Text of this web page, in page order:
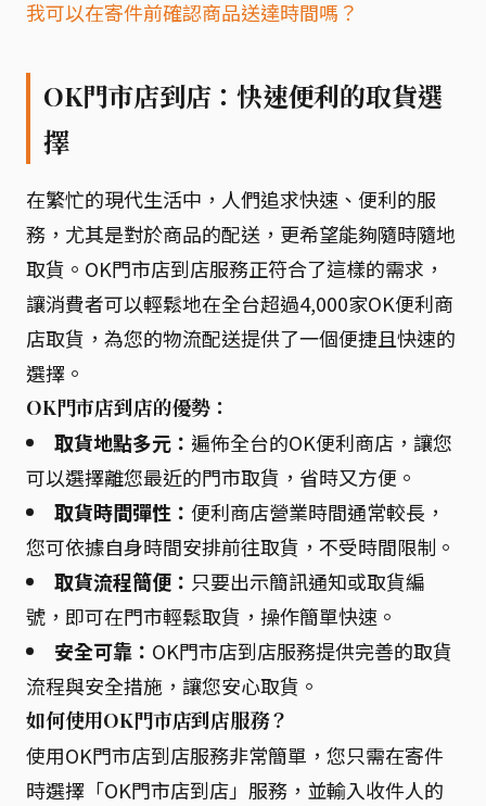
我可以在寄件前確認商品送達時間嗎？
OK門市店到店：快速便利的取貨選
擇
在繁忙的現代生活中，人們追求快速、便利的服
務，尤其是對於商品的配送，更希望能夠隨時隨地
取貨。OK門市店到店服務正符合了這樣的需求，
讓消費者可以輕鬆地在全台超過4,000家OK便利商
店取貨，為您的物流配送提供了一個便捷且快速的
選擇。
OK門市店到店的優勢：
取貨地點多元： 遍佈全台的OK便利商店，讓您
可以選擇離您最近的門市取貨，省時又方便。
取貨時間彈性： 便利商店營業時間通常較長，
您可依據自身時間安排前往取貨，不受時間限制。
取貨流程簡便： 只要出示簡訊通知或取貨編
號，即可在門市輕鬆取貨，操作簡單快速。
安全可靠： OK門市店到店服務提供完善的取貨
流程與安全措施，讓您安心取貨。
如何使用OK門市店到店服務？
使用OK門市店到店服務非常簡單，您只需在寄件
時選擇「OK門市店到店」服務，並輸入收件人的